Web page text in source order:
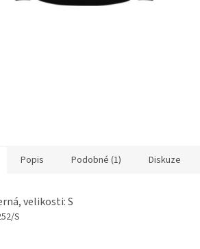
Popis Podobné (1) Diskuze
velikosti: S
S